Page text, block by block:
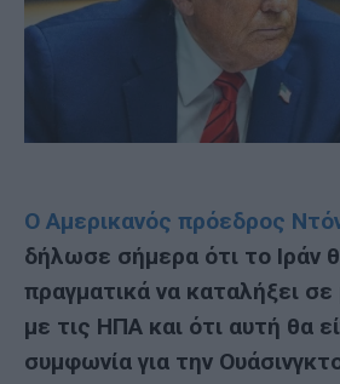
Ο Αμερικανός πρόεδρος
δήλωσε σήμερα ότι το Ιράν
πραγματικά να καταλήξει
με τις ΗΠΑ και ότι αυτή θα
συμφωνία για την